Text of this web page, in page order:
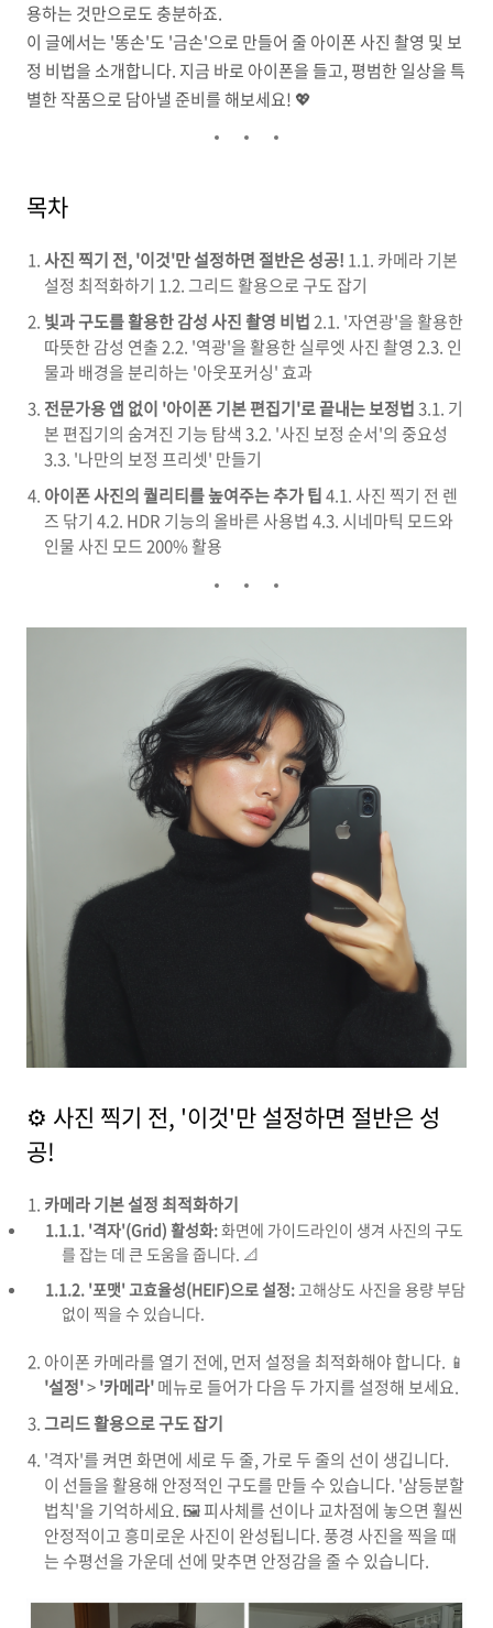
용하는 것만으로도 충분하죠.
이 글에서는 '똥손'도 '금손'으로 만들어 줄 아이폰 사진 촬영 및 보
정 비법을 소개합니다. 지금 바로 아이폰을 들고, 평범한 일상을 특
별한 작품으로 담아낼 준비를 해보세요! 💖
목차
사진 찍기 전, '이것'만 설정하면 절반은 성공! 1.1. 카메라 기본
설정 최적화하기 1.2. 그리드 활용으로 구도 잡기
빛과 구도를 활용한 감성 사진 촬영 비법2.1. '자연광'을 활용한
따뜻한 감성 연출 2.2. '역광'을 활용한 실루엣 사진 촬영 2.3. 인
물과 배경을 분리하는 '아웃포커싱' 효과
전문가용 앱 없이 '아이폰 기본 편집기'로 끝내는 보정법3.1. 기
본 편집기의 숨겨진 기능 탐색 3.2. '사진 보정 순서'의 중요성
3.3. '나만의 보정 프리셋' 만들기
아이폰 사진의 퀄리티를 높여주는 추가 팁4.1. 사진 찍기 전 렌
즈 닦기 4.2. HDR 기능의 올바른 사용법 4.3. 시네마틱 모드와
인물 사진 모드 200% 활용
⚙️ 사진 찍기 전, '이것'만 설정하면 절반은 성
공!
카메라 기본 설정 최적화하기
1.1.1. '격자'(Grid) 활성화:화면에 가이드라인이 생겨 사진의 구도
를 잡는 데 큰 도움을 줍니다. 📐
1.1.2. '포맷' 고효율성(HEIF)으로 설정:고해상도 사진을 용량 부담
없이 찍을 수 있습니다.
아이폰 카메라를 열기 전에, 먼저 설정을 최적화해야 합니다. 📱
'설정'>'카메라'메뉴로 들어가 다음 두 가지를 설정해 보세요.
그리드 활용으로 구도 잡기
'격자'를 켜면 화면에 세로 두 줄, 가로 두 줄의 선이 생깁니다.
이 선들을 활용해 안정적인 구도를 만들 수 있습니다. '삼등분할
법칙'을 기억하세요. 🖼️ 피사체를 선이나 교차점에 놓으면 훨씬
안정적이고 흥미로운 사진이 완성됩니다. 풍경 사진을 찍을 때
는 수평선을 가운데 선에 맞추면 안정감을 줄 수 있습니다.